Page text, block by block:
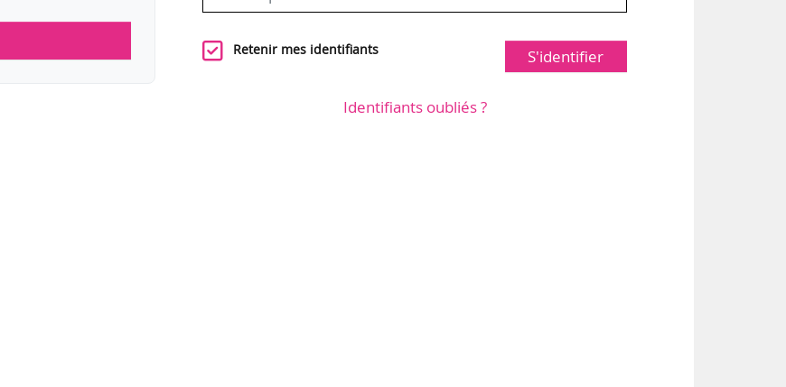
Retenir mes identifiants S'identifier
Identifiants oubliés ?